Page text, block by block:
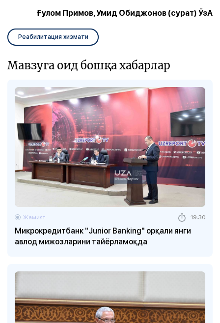
Ғулом Примов, Умид Обиджонов (сурат) ЎзА
Реабилитация хизмати
Мавзуга оид бошқа хабарлар
Микрокредитбанк "Junior Banking" орқали янги
авлод мижозларини тайёрламоқда
Жамият 19:30